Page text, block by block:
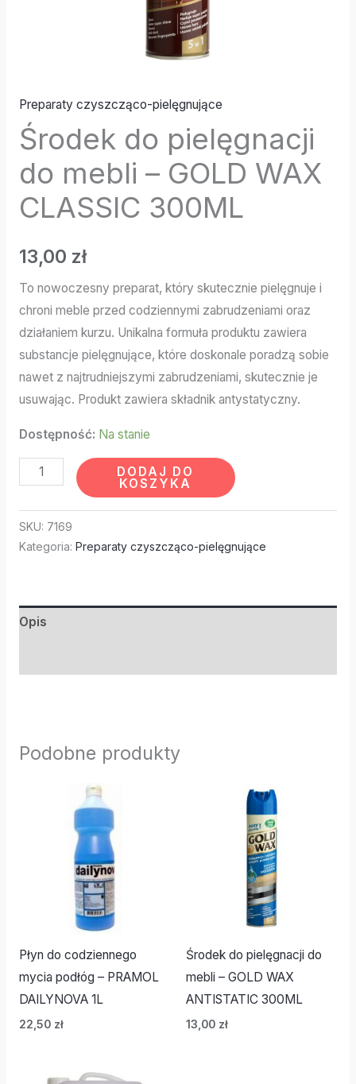
Preparaty czyszcząco-pielęgnujące
Środek do pielęgnacji
do mebli – GOLD WAX
CLASSIC 300ML
13,00 zł
To nowoczesny preparat, który skutecznie pielęgnuje i
chroni meble przed codziennymi zabrudzeniami oraz
działaniem kurzu. Unikalna formuła produktu zawiera
substancje pielęgnujące, które doskonale poradzą sobie
nawet z najtrudniejszymi zabrudzeniami, skutecznie je
usuwając. Produkt zawiera składnik antystatyczny.
Dostępność: Na stanie
DODAJ DO
KOSZYKA
SKU: 7169
Kategoria: Preparaty czyszcząco-pielęgnujące
Opis
Podobne produkty
Płyn do codziennego
mycia podłóg – PRAMOL
DAILYNOVA 1L
22,50 zł
Środek do pielęgnacji do
mebli – GOLD WAX
ANTISTATIC 300ML
13,00 zł